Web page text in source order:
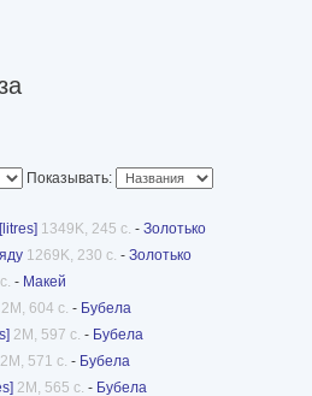
Показывать:
1349K, 245 с. - Золотько
1269K, 230 с. - Золотько
- Макей
2M, 604 с. - Бубела
2M, 597 с. - Бубела
2M, 571 с. - Бубела
2M, 565 с. - Бубела